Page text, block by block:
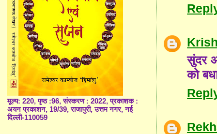
सुंदर
को
मूल्य: 220, पृष्ठ :96, संस्करण : 2022, प्रकाशक :
अयन प्रकाशन, 19/39, राजापुरी, उत्तम नगर, नई
दिल्ली-110059